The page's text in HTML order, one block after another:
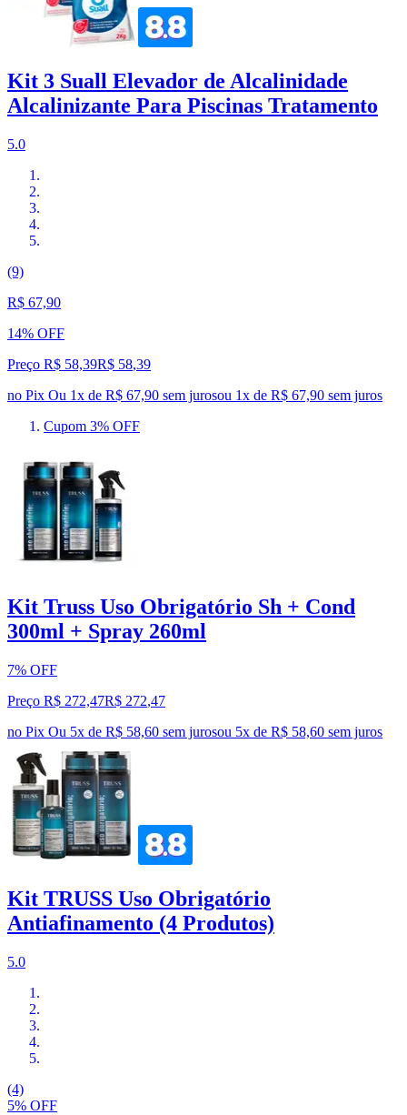
Kit 3 Suall Elevador de Alcalinidade
Alcalinizante Para Piscinas Tratamento
5.0
(9)
R$ 67,90
14% OFF
Preço R$ 58,39R$ 58,39
no Pix Ou 1x de R$ 67,90 sem jurosou 1x de R$ 67,90 sem juros
Cupom 3% OFF
Kit Truss Uso Obrigatório Sh + Cond
300ml + Spray 260ml
7% OFF
Preço R$ 272,47R$ 272,47
no Pix Ou 5x de R$ 58,60 sem jurosou 5x de R$ 58,60 sem juros
Kit TRUSS Uso Obrigatório
Antiafinamento (4 Produtos)
5.0
(4)
5% OFF